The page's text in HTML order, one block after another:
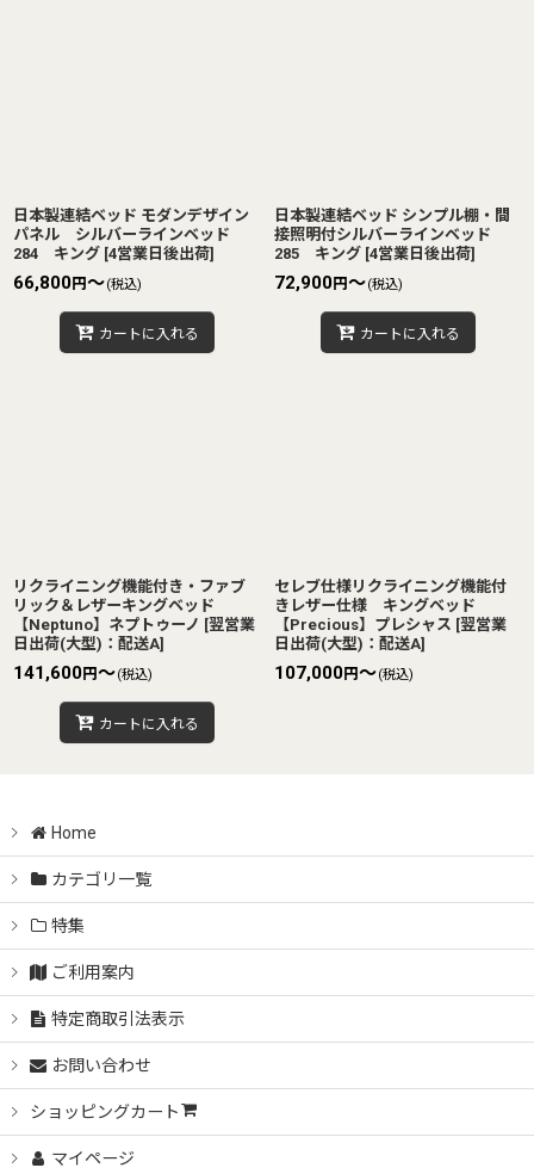
日本製連結ベッド モダンデザイン
パネル シルバーラインベッド
284 キング [4営業日後出荷]
66,800円～(税込)
カートに入れる
日本製連結ベッド シンプル棚・間
接照明付シルバーラインベッド
285 キング [4営業日後出荷]
72,900円～(税込)
カートに入れる
リクライニング機能付き・ファブ
リック＆レザーキングベッド
【Neptuno】ネプトゥーノ [翌営業
日出荷(大型)：配送A]
141,600円～(税込)
カートに入れる
セレブ仕様リクライニング機能付
きレザー仕様 キングベッド
【Precious】プレシャス [翌営業
日出荷(大型)：配送A]
107,000円～(税込)
Home
カテゴリ一覧
特集
ご利用案内
特定商取引法表示
お問い合わせ
ショッピングカート
マイページ